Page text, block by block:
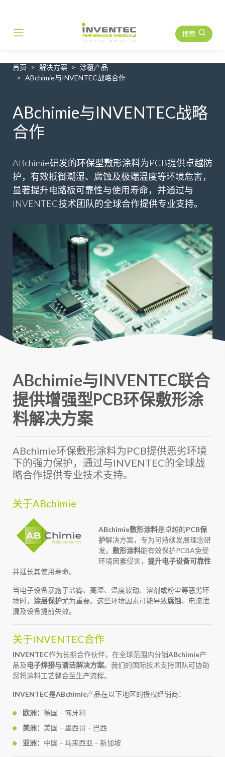
Main Navigation 搜索
首页 解决方案
涂覆产品
ABchimie与INVENTEC战略合作
ABchimie与INVENTEC战略
合作
ABchimie研发的环保型敷形涂料为PCB提供卓越防
护，有效抵御潮湿、腐蚀及极端温度等环境危害，
显著提升电路板可靠性与使用寿命，并通过与
INVENTEC技术团队的全球合作提供专业支持。
ABchimie与INVENTEC联合
提供增强型PCB环保敷形涂
料解决方案
ABchimie环保敷形涂料为PCB提供恶劣环境
下的强力保护，通过与INVENTEC的全球战
略合作提供专业技术支持。
关于ABchimie
ABchimie敷形涂料是卓越的PCB保
护解决方案，专为可持续发展理念研
发。 敷形涂料能有效保护PCBA免受
环境因素侵害， 提升电子设备可靠性
并延长其使用寿命。
当电子设备暴露于盐雾、高湿、温度波动、溶剂或粉尘等恶劣环
境时， 涂层保护尤为重要。这些环境因素可能导致腐蚀、电流泄
漏及设备提前失效。
关于INVENTEC合作
INVENTEC作为长期合作伙伴，在全球范围内分销ABchimie产
品及电子焊接与清洁解决方案。我们的国际技术支持团队可协助
您将涂料工艺整合至生产流程。
INVENTEC是ABchimie产品在以下地区的授权经销商：
欧洲： 德国 – 匈牙利
美洲： 美国 – 墨西哥 – 巴西
亚洲： 中国 – 马来西亚 – 新加坡